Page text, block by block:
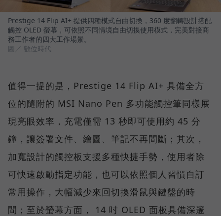
Prestige 14 Flip AI+ 提供四種模式自由切換，360 度翻轉設計搭配
觸控 OLED 螢幕，可依照不同情境自由切換使用模式，完美對接商
務工作者的四大工作場景。
圖／ 數位時代
值得一提的是，Prestige 14 Flip AI+ 具備全方
位的隨附的 MSI Nano Pen 多功能觸控筆同樣展
現亮眼效率，充電僅需 13 秒即可使用約 45 分
鐘，讓簽署文件、繪圖、筆記不再間斷；其次，
加寬設計的觸控板支援多種快捷手勢，使用者除
可快速啟動指定功能，也可以依照個人習慣自訂
常用操作，大幅減少來回切換滑鼠與鍵盤的時
間；至於螢幕方面， 14 吋 OLED 面板具備深邃